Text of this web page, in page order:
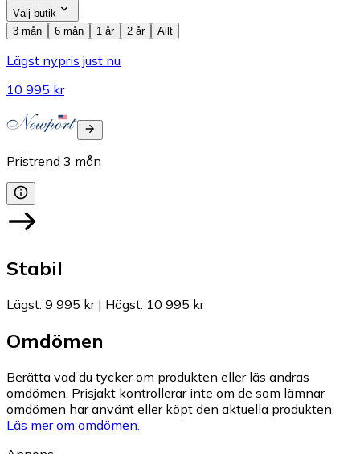
Välj butik
3 mån
6 mån 1 år 2 år Allt
Lägst nypris just nu
10 995 kr
Pristrend 3 mån
Stabil
Lägst: 9 995 kr| Högst: 10 995 kr
Omdömen
Berätta vad du tycker om produkten eller läs andras
omdömen. Prisjakt kontrollerar inte om de som lämnar
omdömen har använt eller köpt den aktuella produkten.
Läs mer om omdömen.